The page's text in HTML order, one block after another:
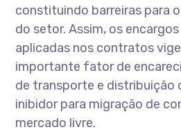
constituindo barreiras para
do setor. Assim, os
aplicadas nos contratos
importante fator de
de transporte e distribuição
inibidor para migração de
mercado livre.